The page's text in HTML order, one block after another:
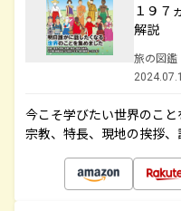
１９７
解説
旅の図鑑
今こそ学びたい世界のこと
宗教、特長、現地の挨拶、